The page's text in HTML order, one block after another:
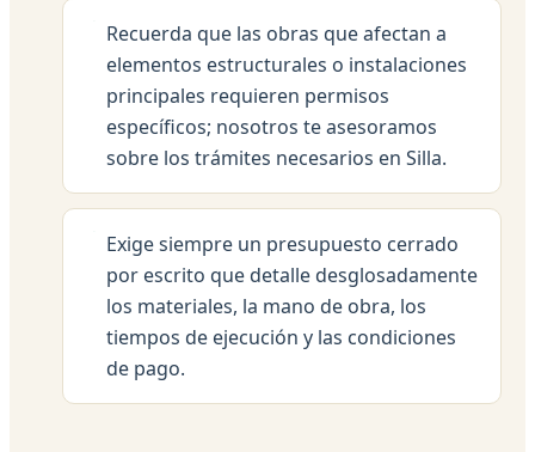
Recuerda que las obras que afectan a
elementos estructurales o instalaciones
principales requieren permisos
específicos; nosotros te asesoramos
sobre los trámites necesarios en Silla.
Exige siempre un presupuesto cerrado
por escrito que detalle desglosadamente
los materiales, la mano de obra, los
tiempos de ejecución y las condiciones
de pago.